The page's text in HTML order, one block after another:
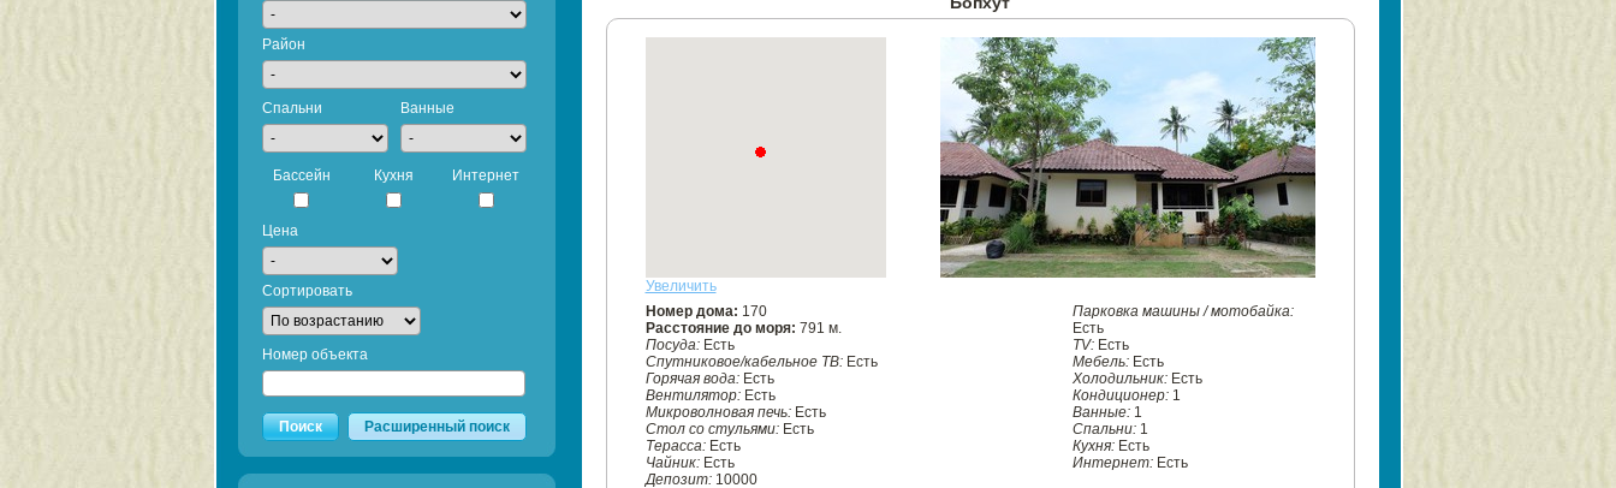
Район
Спальни Ванные
Бассейн Кухня Интернет
Цена
Сортировать
Номер объекта
Поиск Расширенный поиск
Увеличить
Номер дома: 170
Расстояние до моря: 791 м.
Посуда: Есть
Спутниковое/кабельное ТВ: Есть
Горячая вода: Есть
Вентилятор: Есть
Микроволновая печь: Есть
Стол со стульями: Есть
Терасса: Есть
Чайник: Есть
Депозит: 10000
Парковка машины / мотобайка:
Есть
TV: Есть
Мебель: Есть
Холодильник: Есть
Кондиционер: 1
Ванные: 1
Спальни: 1
Кухня: Есть
Интернет: Есть